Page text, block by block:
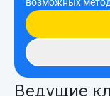
Ведущие